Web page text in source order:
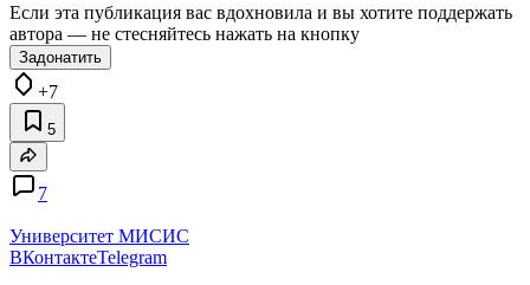
Если эта публикация вас вдохновила и вы хотите поддержать
автора — не стесняйтесь нажать на кнопку
Задонатить
+7
5
7
Университет МИСИС
ВКонтактеTelegram